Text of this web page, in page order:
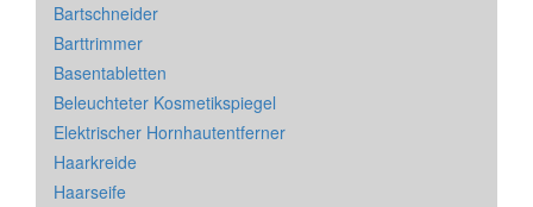
Bartschneider
Barttrimmer
Basentabletten
Beleuchteter Kosmetikspiegel
Elektrischer Hornhautentferner
Haarkreide
Haarseife